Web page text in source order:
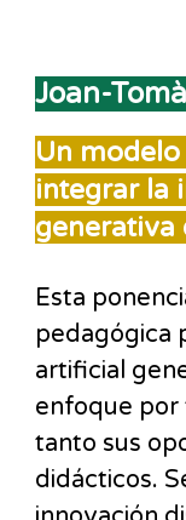
Joan-
Un
integrar la
generativa
Esta
pedagógica
artificial
enfoque por
tanto sus
didácticos.